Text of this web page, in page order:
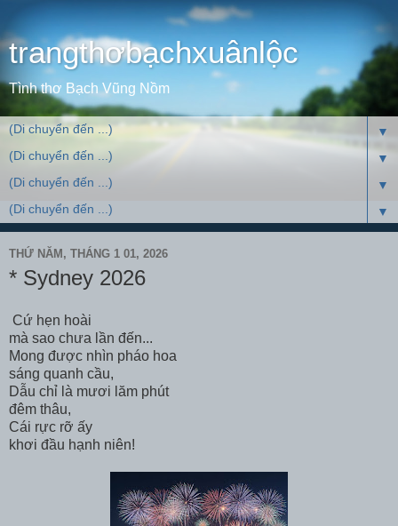
trangthơbạchxuânlộc
Tình thơ Bạch Vũng Nồm
▼
▼
▼
▼
THỨ NĂM, THÁNG 1 01, 2026
* Sydney 2026
Cứ hẹn hoài
mà sao chưa lần đến...
Mong được nhìn pháo hoa
sáng quanh cầu,
Dẫu chỉ là mươi lăm phút
đêm thâu,
Cái rực rỡ ấy
khơi đầu hạnh niên!